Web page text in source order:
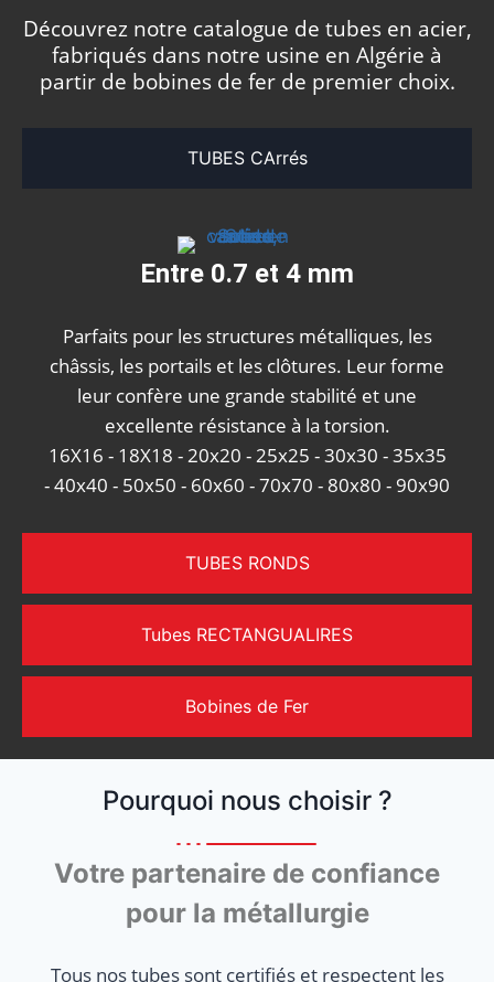
Découvrez notre catalogue de tubes en acier,
fabriqués dans notre usine en Algérie à
partir de bobines de fer de premier choix.
TUBES CArrés
TUBES RONDS
Tubes RECTANGUALIRES
Bobines de Fer
Entre 0.7 et 4 mm
Parfaits pour les structures métalliques, les
châssis, les portails et les clôtures. Leur forme
leur confère une grande stabilité et une
excellente résistance à la torsion.
16X16 - 18X18 - 20x20 - 25x25 - 30x30 - 35x35
- 40x40 - 50x50 - 60x60 - 70x70 - 80x80 - 90x90
Pourquoi nous choisir ?
Votre partenaire de confiance
pour la métallurgie
Tous nos tubes sont certifiés et respectent les